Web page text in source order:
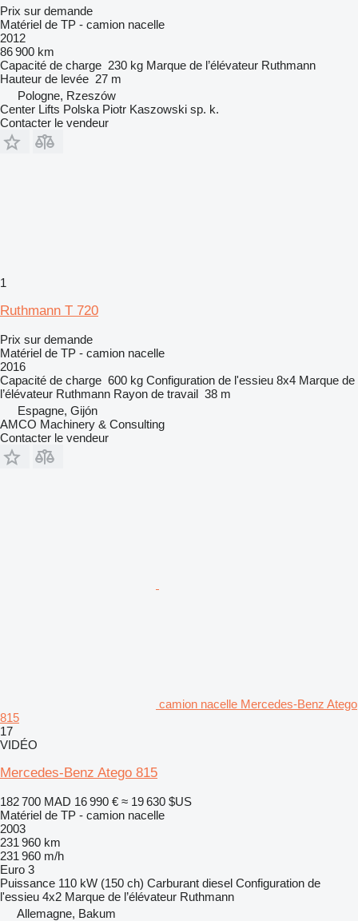
Prix sur demande
Matériel de TP - camion nacelle
2012
86 900 km
Capacité de charge 230 kg Marque de l’élévateur Ruthmann
Hauteur de levée 27 m
Pologne, Rzeszów
Center Lifts Polska Piotr Kaszowski sp. k.
Contacter le vendeur
1
Ruthmann T 720
Prix sur demande
Matériel de TP - camion nacelle
2016
Capacité de charge 600 kg Configuration de l'essieu 8x4 Marque de
l’élévateur Ruthmann Rayon de travail 38 m
Espagne, Gijón
AMCO Machinery & Consulting
Contacter le vendeur
camion nacelle Mercedes-Benz Atego
815
17
VIDÉO
Mercedes-Benz Atego 815
182 700 MAD 16 990 € ≈ 19 630 $US
Matériel de TP - camion nacelle
2003
231 960 km
231 960 m/h
Euro 3
Puissance 110 kW (150 ch) Carburant diesel Configuration de
l'essieu 4x2 Marque de l’élévateur Ruthmann
Allemagne, Bakum